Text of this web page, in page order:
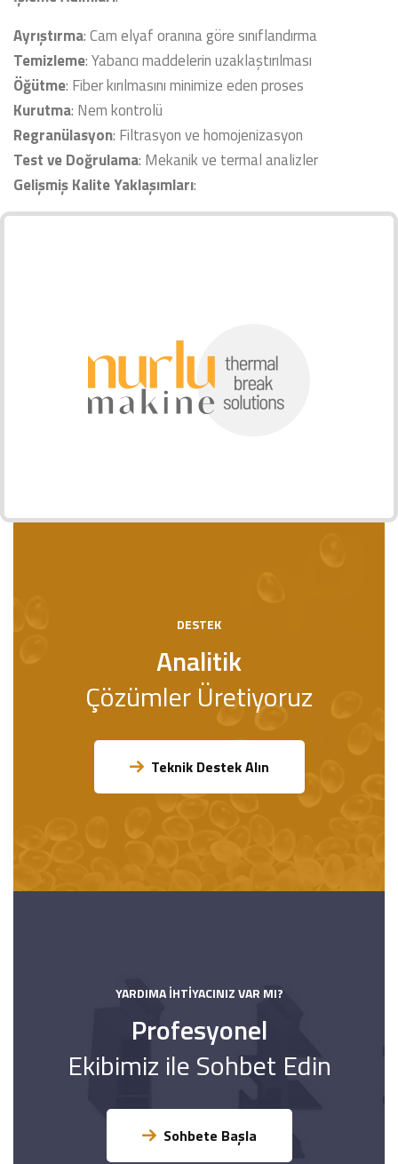
Ayrıştırma: Cam elyaf oranına göre sınıflandırma
Temizleme: Yabancı maddelerin uzaklaştırılması
Öğütme: Fiber kırılmasını minimize eden proses
Kurutma: Nem kontrolü
Regranülasyon: Filtrasyon ve homojenizasyon
Test ve Doğrulama: Mekanik ve termal analizler
Gelişmiş Kalite Yaklaşımları:
DESTEK
Analitik
Çözümler Üretiyoruz
Teknik Destek Alın
YARDIMA İHTIYACINIZ VAR MI?
Profesyonel
Ekibimiz ile Sohbet Edin
Sohbete Başla